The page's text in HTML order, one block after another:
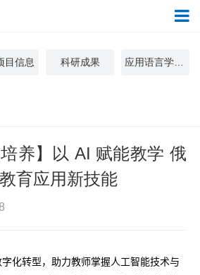
目信息 科研成果
培养】以 AI 赋能教学 俄
育应用新技能
化转型，助力教师掌握人工智能技术与